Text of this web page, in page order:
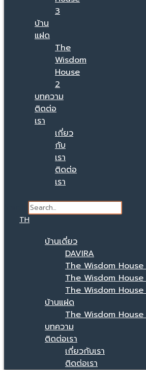
3
บ้าน
แฝด
The
Wisdom
House
2
บทความ
ติดต่อ
เรา
เกี่ยว
กับ
เรา
ติดต่อ
เรา
TH
บ้านเดี่ยว
DAVIRA
The Wisdom
The Wisdom House
The Wisdom
บ้านแฝด
The Wisdom
บทความ
ติดต่อเรา
เกี่ยวกับเรา
ติดต่อเรา